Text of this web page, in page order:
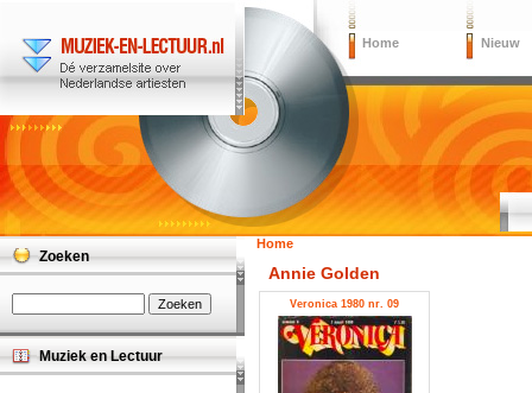
Home Nieuw
Home
Annie Golden
Veronica 1980 nr. 09
Zoeken
Muziek en Lectuur